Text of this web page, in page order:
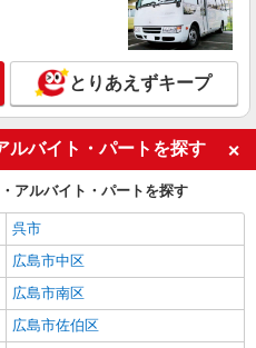
とりあえずキープ
ルバイト・パートを探す
アルバイト・パートを探す
呉市
広島市中区
広島市南区
広島市佐伯区